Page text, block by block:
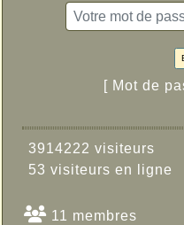
[ Mot de
3914222 visiteurs
53 visiteurs en ligne
11 membres